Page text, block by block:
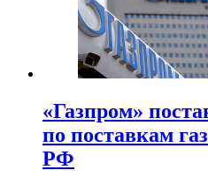
«Газпром»
по поставкам
РФ